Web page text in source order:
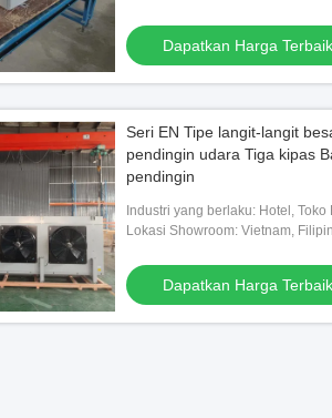
Makanan & Minuman, Peternakan,
Penggunaan Rumah, Ecer
Dapatkan Harga Terbaik
Seri EN Tipe langit-langit
pendingin udara Tiga kipas
pendingin
Industri yang berlaku: Hotel, Toko
Bangunan, Bengkel Mesin, Pabrik
Penggunaan Rumah, E
Lokasi Showroom: Vietnam,
Uzbekistan, Tajikistan
Dapatkan Harga Terbaik